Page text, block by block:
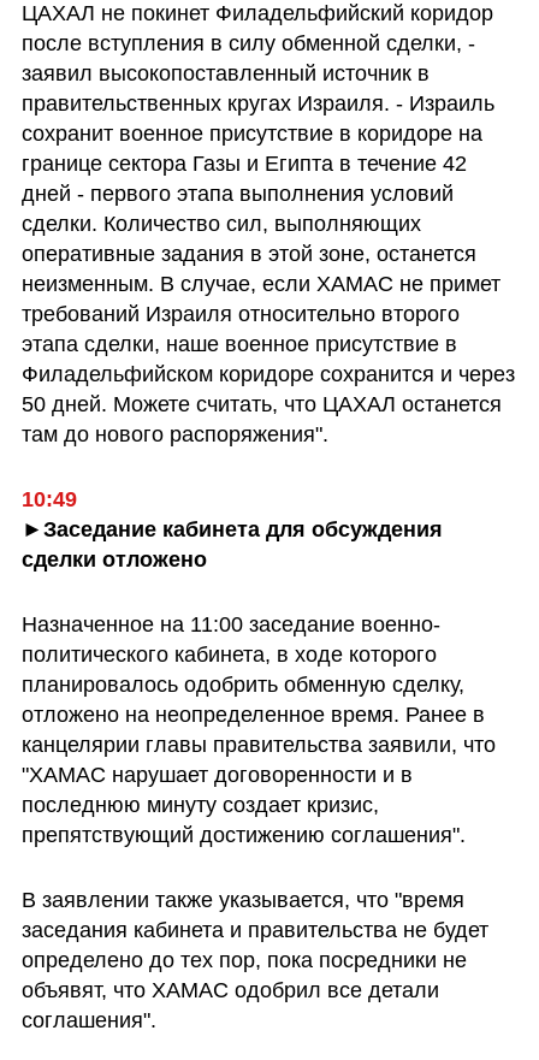
ЦАХАЛ не покинет Филадельфийский коридор
после вступления в силу обменной сделки, -
заявил высокопоставленный источник в
правительственных кругах Израиля. - Израиль
сохранит военное присутствие в коридоре на
границе сектора Газы и Египта в течение 42
дней - первого этапа выполнения условий
сделки. Количество сил, выполняющих
оперативные задания в этой зоне, останется
неизменным. В случае, если ХАМАС не примет
требований Израиля относительно второго
этапа сделки, наше военное присутствие в
Филадельфийском коридоре сохранится и через
50 дней. Можете считать, что ЦАХАЛ останется
там до нового распоряжения".
10:49
►Заседание кабинета для обсуждения
сделки отложено
Назначенное на 11:00 заседание военно-
политического кабинета, в ходе которого
планировалось одобрить обменную сделку,
отложено на неопределенное время. Ранее в
канцелярии главы правительства заявили, что
"ХАМАС нарушает договоренности и в
последнюю минуту создает кризис,
препятствующий достижению соглашения".
В заявлении также указывается, что "время
заседания кабинета и правительства не будет
определено до тех пор, пока посредники не
объявят, что ХАМАС одобрил все детали
соглашения".